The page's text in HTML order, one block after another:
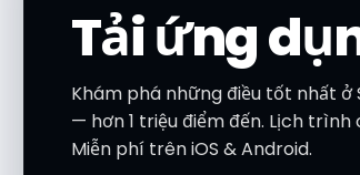
Tải ứng
Khám phá những điều tốt nhất
— hơn 1 triệu điểm đến. Lịch trình
Miễn phí trên iOS & Android.